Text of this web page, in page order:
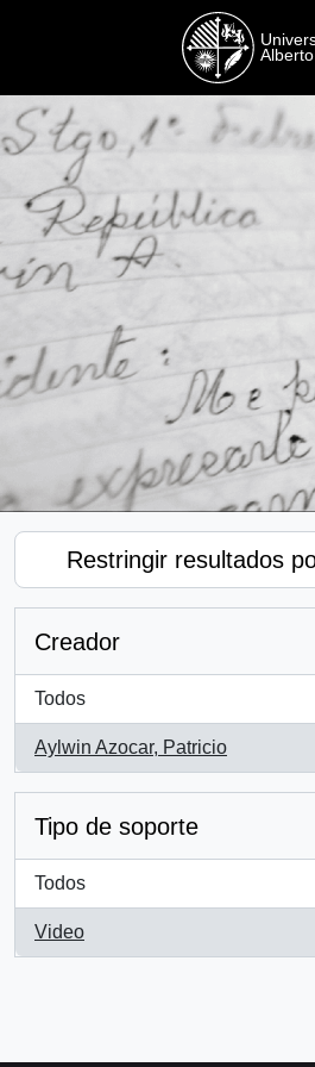
Restringir resultados
Creador
Todos
Aylwin Azocar, Patricio
, 1 resultados
Tipo de soporte
Todos
Video
, 1 resultados